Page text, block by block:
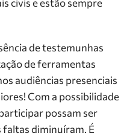
civis e estão sempre
de testemunhas
de ferramentas
audiências presenciais
Com a possibilidade
possam ser
faltas diminuíram. É